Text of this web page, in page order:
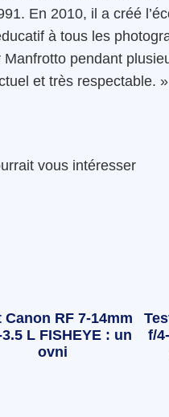
En 2010, il a créé
à tous les
Manfrotto pendant
et très respectable. »
vous intéresser
Canon RF 7-14mm
L FISHEYE : un
ovni
f/